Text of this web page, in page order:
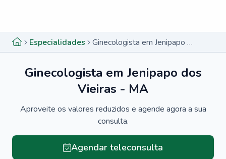
Especialidades Ginecologista em Jenipapo dos Vieiras - MA
Ginecologista em Jenipapo dos
Vieiras - MA
Aproveite os valores reduzidos e agende agora a sua
consulta.
Agendar teleconsulta